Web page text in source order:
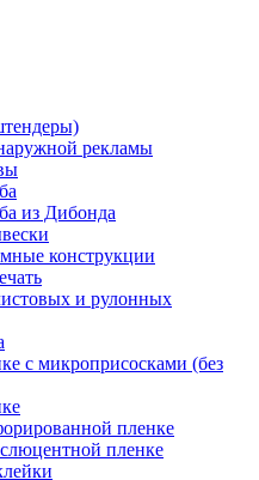
рекламы
из Дибонда
конструкции
и рулонных
с микроприсосками (без
пленке
пленке